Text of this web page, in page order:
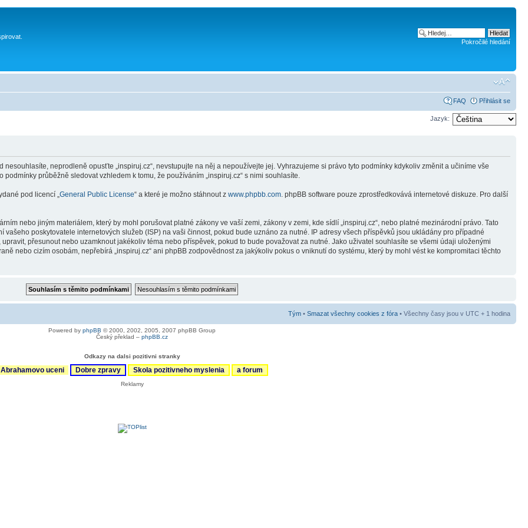
Pokročilé hledání
FAQ Přihlásit se
Jazyk:
neprodleně opusťte „inspiruj.cz“, nevstupujte na něj a nepoužívejte jej. Vyhrazujeme si právo tyto podmínky kdykoliv změnit a učiníme vše
průběžně sledovat vzhledem k tomu, že používáním „inspiruj.cz“ s nimi souhlasíte.
pod licencí „ General Public License“ a které je možno stáhnout z www.phpbb.com . phpBB software pouze zprostředkovává internetové diskuze. Pro další
nebo jiným materiálem, který by mohl porušovat platné zákony ve vaší zemi, zákony v zemi, kde sídlí „inspiruj.cz“, nebo platné mezinárodní právo. Tato
poskytovatele internetových služeb (ISP) na vaši činnost, pokud bude uznáno za nutné. IP adresy všech příspěvků jsou ukládány pro případné
přesunout nebo uzamknout jakékoliv téma nebo příspěvek, pokud to bude považovat za nutné. Jako uživatel souhlasíte se všemi údaji uloženými
nebo cizím osobám, nepřebírá „inspiruj.cz“ ani phpBB zodpovědnost za jakýkoliv pokus o vniknutí do systému, který by mohl vést ke kompromitaci těchto
Tým • Smazat všechny cookies z fóra • Všechny časy jsou v UTC + 1 hodina
Powered by phpBB © 2000, 2002, 2005, 2007 phpBB Group
Český překlad – phpBB.cz
Odkazy na dalsi pozitivni stranky
Abrahamovo uceni Dobre zpravy Skola pozitivneho myslenia a forum
Reklamy